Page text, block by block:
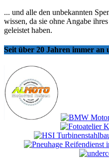
... und alle den unbekannten
wissen, da sie ohne Angabe
geleistet haben.
Seit über 20 Jahren immer an